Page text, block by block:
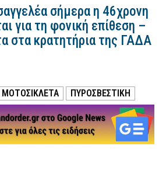
σήμερα η 46χρονη
για τη φονική επίθεση –
στα κρατητήρια της ΓΑΔΑ
ΜΟΤΟΣΙΚΛΕΤΑ ΠΥΡΟΣΒΕΣΤΙΚΗ